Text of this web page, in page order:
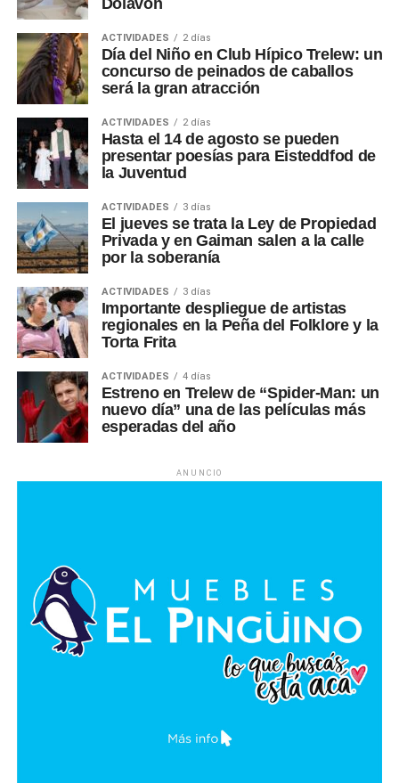
Dolavon
ACTIVIDADES 2 días
Día del Niño en Club Hípico Trelew: un
concurso de peinados de caballos
será la gran atracción
ACTIVIDADES 2 días
Hasta el 14 de agosto se pueden
presentar poesías para Eisteddfod de
la Juventud
ACTIVIDADES 3 días
El jueves se trata la Ley de Propiedad
Privada y en Gaiman salen a la calle
por la soberanía
ACTIVIDADES 3 días
Importante despliegue de artistas
regionales en la Peña del Folklore y la
Torta Frita
ACTIVIDADES 4 días
Estreno en Trelew de “Spider-Man: un
nuevo día” una de las películas más
esperadas del año
ANUNCIO